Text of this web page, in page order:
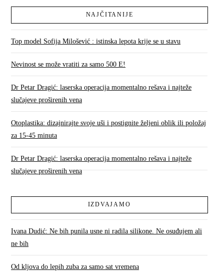
NAJČITANIJE
Top model Sofija Milošević : istinska lepota krije se u stavu
Nevinost se može vratiti za samo 500 E!
Dr Petar Dragić: laserska operacija momentalno rešava i najteže
slučajeve proširenih vena
Otoplastika: dizajnirajte svoje uši i postignite željeni oblik ili položaj
za 15-45 minuta
Dr Petar Dragić: laserska operacija momentalno rešava i najteže
slučajeve proširenih vena
IZDVAJAMO
Ivana Dudić: Ne bih punila usne ni radila silikone. Ne osuđujem ali
ne bih
Od kljova do lepih zuba za samo sat vremena